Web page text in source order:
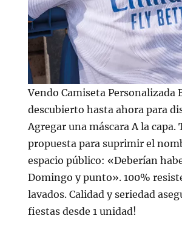
Vendo Camiseta
descubierto hasta ahora para
Agregar una máscara A la
propuesta para suprimir el
espacio público: «Deberían
Domingo y punto». 100%
lavados. Calidad y seriedad
fiestas desde 1 unidad!